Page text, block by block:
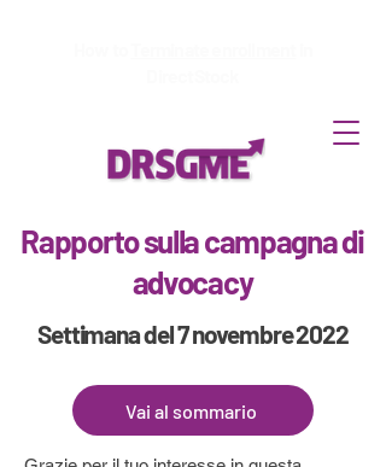
Rapporto sulla campagna di
advocacy
Settimana del 7 novembre 2022
Vai al sommario